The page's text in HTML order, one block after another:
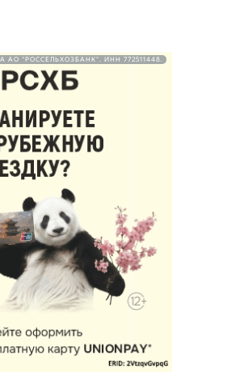
АО "РОССЕЛЬХОЗБАНК". ИНН 772511448.